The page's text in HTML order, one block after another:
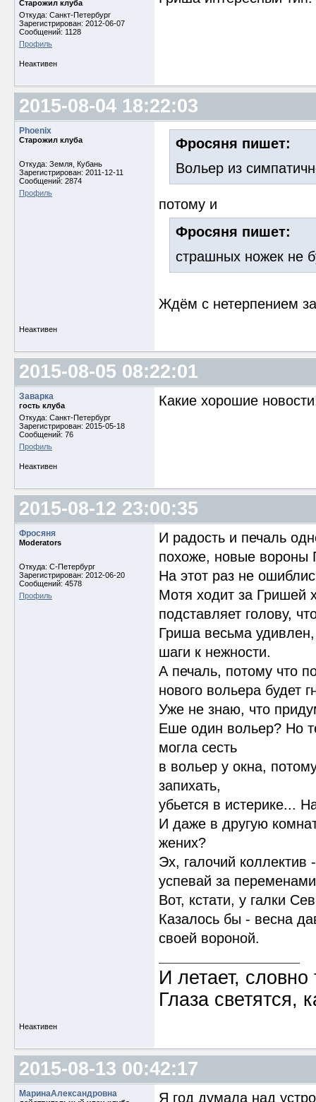
Старожил клуба
Откуда: Санкт-Петербург
Зарегистрирован: 2012-06-07
Сообщений: 1128
Профиль
Неактивен
2015-08-04 18:22:03
Phoenix
Старожил клуба
Откуда: Земля, Кубань
Зарегистрирован: 2011-12-11
Сообщений: 2874
Профиль
Фросяня пишет:
Вольер из
потому и
Фросяня пишет:
страшных ножек не
Ждём с нетерпением
Неактивен
2015-08-05 08:22:01
Заварка
гость клуба
Откуда: Санкт-Петербург
Зарегистрирован: 2015-05-18
Сообщений: 76
Профиль
Какие хорошие
Неактивен
2015-08-12 23:00:35
Фросяня
Moderators
Откуда: С-Петербург
Зарегистрирован: 2012-06-20
Сообщений: 4578
Профиль
И радость и печаль
похоже, новые вороны
На этот раз не
Мотя ходит за Гришей
подставляет голову,
Гриша весьма
шаги к нежности.
А печаль, потому что
нового вольера будет
Уже не знаю, что
Еше один вольер? Но
могла сесть
в вольер у окна,
запихать,
убьется в истерике...
И даже в другую
жених?
Эх, галочий коллектив
успевай за
Вот, кстати, у галки
Казалось бы - весна
своей вороной.
И летает, словно
Глаза светятся,
Неактивен
2015-08-13 00:42:17
МаринаАлександровна
Я год думала над